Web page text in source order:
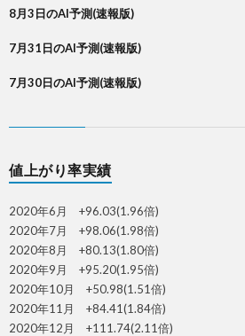
8月3日のAI予測(速報版)
7月31日のAI予測(速報版)
7月30日のAI予測(速報版)
値上がり率実績
2020年6月 +96.03(1.96倍)
2020年7月 +98.06(1.98倍)
2020年8月 +80.13(1.80倍)
2020年9月 +95.20(1.95倍)
2020年10月 +50.98(1.51倍)
2020年11月 +84.41(1.84倍)
2020年12月 +111.74(2.11倍)